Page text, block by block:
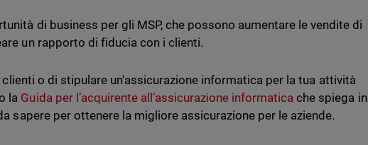
di business per gli MSP, che possono aumentare le vendite di
un rapporto di fiducia con i clienti.
o di stipulare un'assicurazione informatica per la tua attività
la Guida per l’acquirente all’assicurazione informatica che spiega in
sapere per ottenere la migliore assicurazione per le aziende.